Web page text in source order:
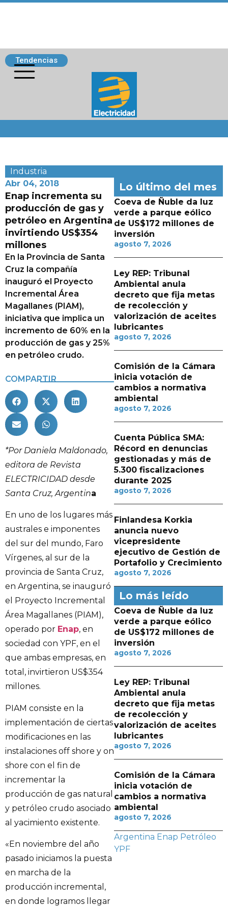
Tendencias
Industria
Abr 04, 2018
Enap incrementa su
producción de gas y
petróleo en Argentina
invirtiendo US$354
millones
En la Provincia de Santa
Cruz la compañía
inauguró el Proyecto
Incremental Área
Magallanes (PIAM),
iniciativa que implica un
incremento de 60% en la
producción de gas y 25%
en petróleo crudo.
COMPARTIR
*Por Daniela Maldonado,
editora de Revista
ELECTRICIDAD desde
Santa Cruz, Argentina
En uno de los lugares más
australes e imponentes
del sur del mundo, Faro
Vírgenes, al sur de la
provincia de Santa Cruz,
en Argentina, se inauguró
el Proyecto Incremental
Área Magallanes (PIAM),
operado por Enap, en
sociedad con YPF, en el
que ambas empresas, en
total, invirtieron US$354
millones.
PIAM consiste en la
implementación de ciertas
modificaciones en las
instalaciones off shore y on
shore con el fin de
incrementar la
producción de gas natural
y petróleo crudo asociado
al yacimiento existente.
«En noviembre del año
pasado iniciamos la puesta
en marcha de la
producción incremental,
en donde logramos llegar
Lo último del mes
Coeva de Ñuble da luz
verde a parque eólico
de US$172 millones de
inversión
agosto 7, 2026
Ley REP: Tribunal
Ambiental anula
decreto que fija metas
de recolección y
valorización de aceites
lubricantes
agosto 7, 2026
Comisión de la Cámara
inicia votación de
cambios a normativa
ambiental
agosto 7, 2026
Cuenta Pública SMA:
Récord en denuncias
gestionadas y más de
5.300 fiscalizaciones
durante 2025
agosto 7, 2026
Finlandesa Korkia
anuncia nuevo
vicepresidente
ejecutivo de Gestión de
Portafolio y Crecimiento
agosto 7, 2026
Lo más leído
Coeva de Ñuble da luz
verde a parque eólico
de US$172 millones de
inversión
agosto 7, 2026
Ley REP: Tribunal
Ambiental anula
decreto que fija metas
de recolección y
valorización de aceites
lubricantes
agosto 7, 2026
Comisión de la Cámara
inicia votación de
cambios a normativa
ambiental
agosto 7, 2026
Argentina Enap Petróleo
YPF